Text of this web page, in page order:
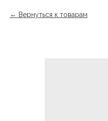
Вернуться к товарам